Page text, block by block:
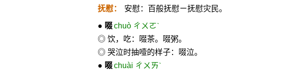
抚慰： 安慰：百般抚慰ㄧ抚慰灾民。
● 啜 chuò ㄔㄨㄛˋ
◎ 饮，吃：啜茶。啜粥。
◎ 哭泣时抽噎的样子：啜泣。
● 啜 chuài ㄔㄨㄞˋ